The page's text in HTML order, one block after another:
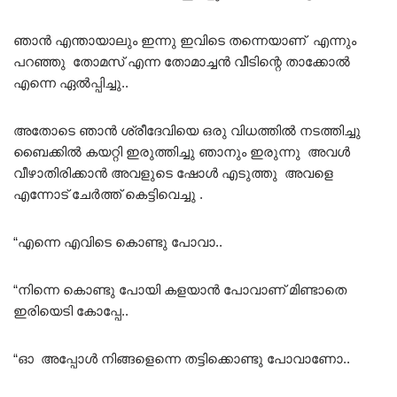
ഞാൻ എന്തായാലും ഇന്നു ഇവിടെ തന്നെയാണ് എന്നും
പറഞ്ഞു തോമസ് എന്ന തോമാച്ചൻ വീടിന്റെ താക്കോൽ
എന്നെ ഏൽപ്പിച്ചു..
അതോടെ ഞാൻ ശ്രീദേവിയെ ഒരു വിധത്തിൽ നടത്തിച്ചു
ബൈക്കിൽ കയറ്റി ഇരുത്തിച്ചു ഞാനും ഇരുന്നു അവൾ
വീഴാതിരിക്കാൻ അവളുടെ ഷോൾ എടുത്തു അവളെ
എന്നോട് ചേർത്ത് കെട്ടിവെച്ചു .
“എന്നെ എവിടെ കൊണ്ടു പോവാ..
“നിന്നെ കൊണ്ടു പോയി കളയാൻ പോവാണ് മിണ്ടാതെ
ഇരിയെടി കോപ്പേ..
“ഓ അപ്പോൾ നിങ്ങളെന്നെ തട്ടിക്കൊണ്ടു പോവാണോ..